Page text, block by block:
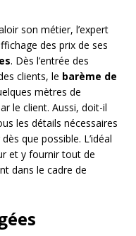
son métier, l’expert
des prix de ses
. Dès l’entrée des
clients, le barème de
mètres de
le client. Aussi, doit-il
les détails nécessaires
que possible. L’idéal
et y fournir tout de
dans le cadre de